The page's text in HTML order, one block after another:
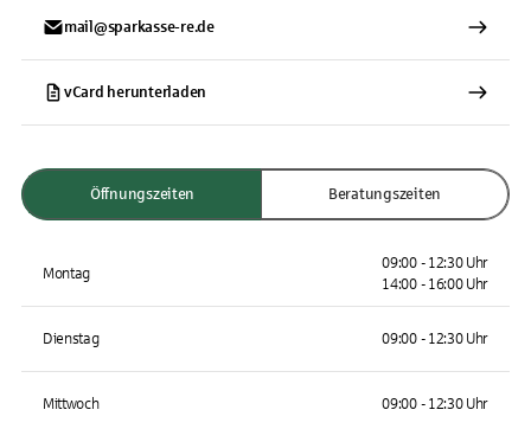
mail@sparkasse-re.de
vCard herunterladen
Öffnungszeiten Beratungszeiten
Montag
09:00 - 12:30 Uhr
14:00 - 16:00 Uhr
Dienstag 09:00 - 12:30 Uhr
Mittwoch 09:00 - 12:30 Uhr